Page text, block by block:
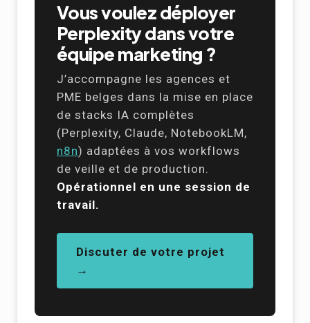
Vous voulez déployer
Perplexity dans votre
équipe marketing ?
J’accompagne les agences et
PME belges dans la mise en place
de stacks IA complètes
(Perplexity, Claude, NotebookLM,
n8n) adaptées à vos workflows
de veille et de production.
Opérationnel en une session de
travail.
Discuter de votre projet
→